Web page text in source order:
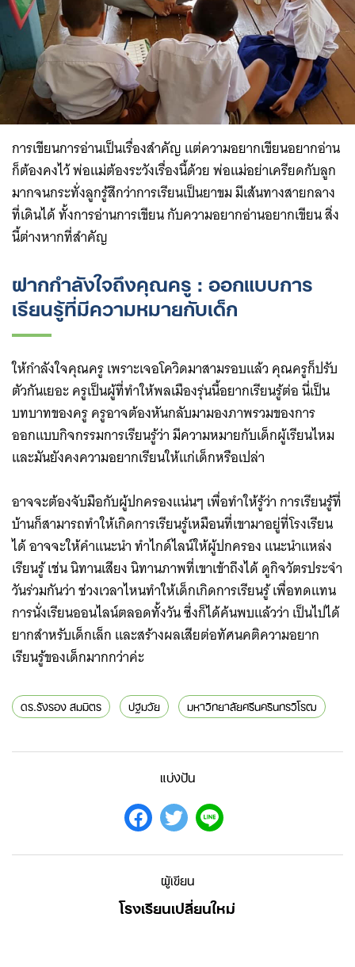
การเขียนการอ่านเป็นเรื่องสำคัญ แต่ความอยากเขียนอยากอ่าน
ก็ต้องคงไว้ พ่อแม่ต้องระวังเรื่องนี้ด้วย พ่อแม่อย่าเครียดกับลูก
มากจนกระทั่งลูกรู้สึกว่าการเรียนเป็นยาขม มีเส้นทางสายกลาง
ที่เดินได้ ทั้งการอ่านการเขียน กับความอยากอ่านอยากเขียน สิ่ง
นี้ต่างหากที่สำคัญ
ฝากกำลังใจถึงคุณครู : ออกแบบการ
เรียนรู้ที่มีความหมายกับเด็ก
ให้กำลังใจคุณครู เพราะเจอโควิดมาสามรอบแล้ว คุณครูก็ปรับ
ตัวกันเยอะ ครูเป็นผู้ที่ทำให้พลเมืองรุ่นนี้อยากเรียนรู้ต่อ นี่เป็น
บทบาทของครู ครูอาจต้องหันกลับมามองภาพรวมของการ
ออกแบบกิจกรรมการเรียนรู้ว่า มีความหมายกับเด็กผู้เรียนไหม
และมันยังคงความอยากเรียนให้แก่เด็กหรือเปล่า
อาจจะต้องจับมือกับผู้ปกครองแน่นๆ เพื่อทำให้รู้ว่า การเรียนรู้ที่
บ้านก็สามารถทำให้เกิดการเรียนรู้เหมือนที่เขามาอยู่ที่โรงเรียน
ได้ อาจจะให้คำแนะนำ ทำไกด์ไลน์ให้ผู้ปกครอง แนะนำแหล่ง
เรียนรู้ เช่น นิทานเสียง นิทานภาพที่เขาเข้าถึงได้ ดูกิจวัตรประจำ
วันร่วมกันว่า ช่วงเวลาไหนทำให้เด็กเกิดการเรียนรู้ เพื่อทดแทน
การนั่งเรียนออนไลน์ตลอดทั้งวัน ซึ่งก็ได้ค้นพบแล้วว่า เป็นไปได้
ยากสำหรับเด็กเล็ก และสร้างผลเสียต่อทัศนคติความอยาก
เรียนรู้ของเด็กมากกว่าค่ะ
ดร.รังรอง สมมิตร ปฐมวัย มหาวิทยาลัยศรีนครินทรวิโรฒ
แบ่งปัน
ผู้เขียน
โรงเรียนเปลี่ยนใหม่